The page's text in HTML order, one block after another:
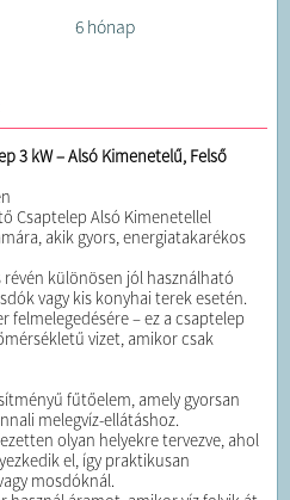
6 hónap
3 kW – Alsó Kimenetelű, Felső
Csaptelep Alsó Kimenetellel
akik gyors, energiatakarékos
különösen jól használható
vagy kis konyhai terek esetén.
felmelegedésére – ez a csaptelep
vizet, amikor csak
fűtőelem, amely gyorsan
melegvíz-ellátáshoz.
olyan helyekre tervezve, ahol
el, így praktikusan
mosdóknál.